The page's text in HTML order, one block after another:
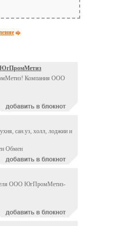
Компания ООО
сан.уз, холл, лоджии и
Обмен
ООО ЮгПромМетиз-